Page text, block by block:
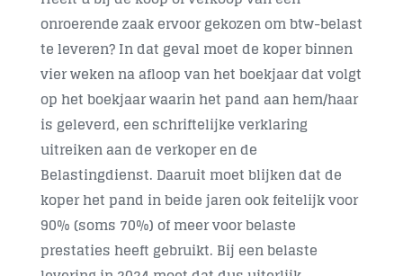
Contact
onroerende zaak ervoor gekozen om btw-belast
te leveren? In dat geval moet de koper binnen
vier weken na afloop van het boekjaar dat volgt
op het boekjaar waarin het pand aan hem/haar
is geleverd, een schriftelijke verklaring
uitreiken aan de verkoper en de
Belastingdienst. Daaruit moet blijken dat de
koper het pand in beide jaren ook feitelijk voor
90% (soms 70%) of meer voor belaste
prestaties heeft gebruikt. Bij een belaste